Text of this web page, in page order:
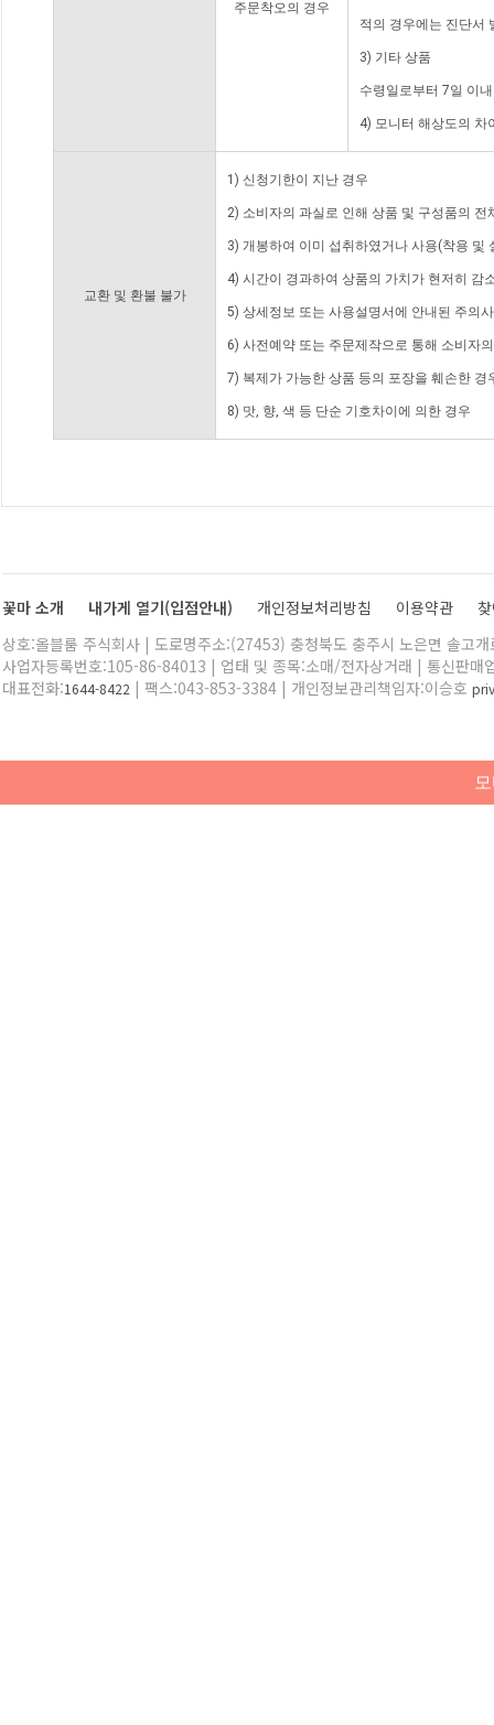
주문착오의 경우
적의 경우에는 진단서
3) 기타 상품
수령일로부터 7일 이
4) 모니터 해상도의 차
교환 및 환불 불가
1) 신청기한이 지난 경우
2) 소비자의 과실로 인해 상품 및 구성품의
3) 개봉하여 이미 섭취하였거나 사용(착용 및
4) 시간이 경과하여 상품의 가치가 현저히 감
5) 상세정보 또는 사용설명서에 안내된 주의
6) 사전예약 또는 주문제작으로 통해 소비자
7) 복제가 가능한 상품 등의 포장을 훼손한 경
8) 맛, 향, 색 등 단순 기호차이에 의한 경우
꽃마 소개 내가게 열기(입점안내) 개인정보처리방침 이용약관
상호:올블룸 주식회사 | 도로명주소:(27453) 충청북도 충주시 노은면 솔고
사업자등록번호:105-86-84013 | 업태 및 종목:소매/전자상거래 | 통신판매
대표전화:1644-8422 | 팩스:043-853-3384 | 개인정보관리책임자:이승호